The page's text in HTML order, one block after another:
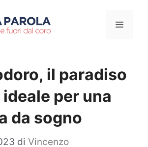
Menu
il paradiso
per una
da sogno
di Vincenzo